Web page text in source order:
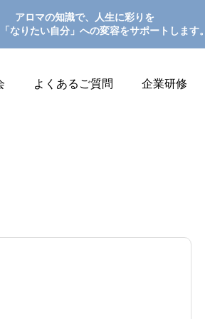
アロマの知識で、人生に彩りを
なりたい自分」への変容をサポートします。
よくあるご質問 企業研修